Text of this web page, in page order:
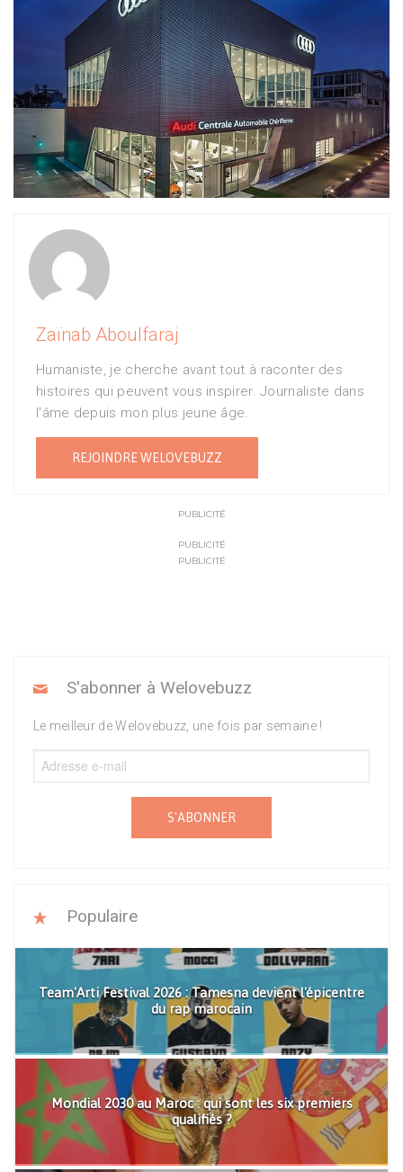
Zaïnab Aboulfaraj
Humaniste, je cherche avant tout à raconter des
histoires qui peuvent vous inspirer. Journaliste dans
l'âme depuis mon plus jeune âge.
REJOINDRE WELOVEBUZZ
PUBLICITÉ
PUBLICITÉ
PUBLICITÉ
S'abonner à Welovebuzz
Le meilleur de Welovebuzz, une fois par semaine !
S'ABONNER
Populaire
Team'Arti Festival 2026 : Tamesna devient l'épicentre
du rap marocain
Mondial 2030 au Maroc : qui sont les six premiers
qualifiés ?